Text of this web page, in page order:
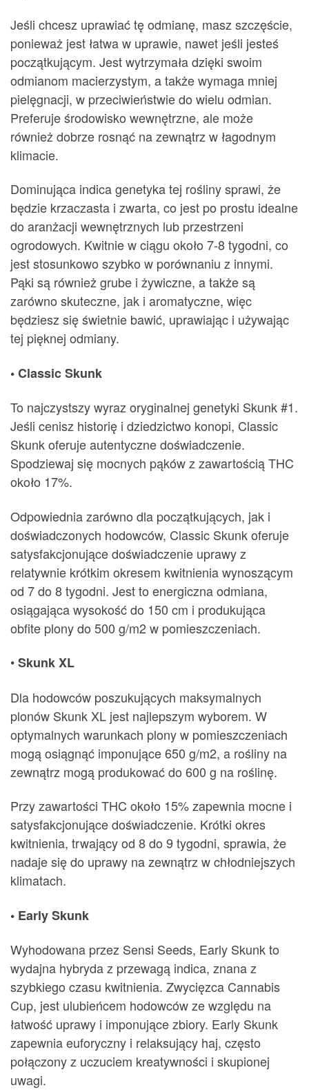
Jeśli chcesz uprawiać tę odmianę, masz szczęście,
ponieważ jest łatwa w uprawie, nawet jeśli jesteś
początkującym. Jest wytrzymała dzięki swoim
odmianom macierzystym, a także wymaga mniej
pielęgnacji, w przeciwieństwie do wielu odmian.
Preferuje środowisko wewnętrzne, ale może
również dobrze rosnąć na zewnątrz w łagodnym
klimacie.
Dominująca indica genetyka tej rośliny sprawi, że
będzie krzaczasta i zwarta, co jest po prostu idealne
do aranżacji wewnętrznych lub przestrzeni
ogrodowych. Kwitnie w ciągu około 7-8 tygodni, co
jest stosunkowo szybko w porównaniu z innymi.
Pąki są również grube i żywiczne, a także są
zarówno skuteczne, jak i aromatyczne, więc
będziesz się świetnie bawić, uprawiając i używając
tej pięknej odmiany.
• Classic Skunk
To najczystszy wyraz oryginalnej genetyki Skunk #1.
Jeśli cenisz historię i dziedzictwo konopi, Classic
Skunk oferuje autentyczne doświadczenie.
Spodziewaj się mocnych pąków z zawartością THC
około 17%.
Odpowiednia zarówno dla początkujących, jak i
doświadczonych hodowców, Classic Skunk oferuje
satysfakcjonujące doświadczenie uprawy z
relatywnie krótkim okresem kwitnienia wynoszącym
od 7 do 8 tygodni. Jest to energiczna odmiana,
osiągająca wysokość do 150 cm i produkująca
obfite plony do 500 g/m2 w pomieszczeniach.
•Skunk XL
Dla hodowców poszukujących maksymalnych
plonów Skunk XL jest najlepszym wyborem. W
optymalnych warunkach plony w pomieszczeniach
mogą osiągnąć imponujące 650 g/m2, a rośliny na
zewnątrz mogą produkować do 600 g na roślinę.
Przy zawartości THC około 15% zapewnia mocne i
satysfakcjonujące doświadczenie. Krótki okres
kwitnienia, trwający od 8 do 9 tygodni, sprawia, że ​​
nadaje się do uprawy na zewnątrz w chłodniejszych
klimatach.
• Early Skunk
Wyhodowana przez Sensi Seeds, Early Skunk to
wydajna hybryda z przewagą indica, znana z
szybkiego czasu kwitnienia. Zwycięzca Cannabis
Cup, jest ulubieńcem hodowców ze względu na
łatwość uprawy i imponujące zbiory. Early Skunk
zapewnia euforyczny i relaksujący haj, często
połączony z uczuciem kreatywności i skupionej
uwagi.